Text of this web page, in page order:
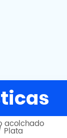
acolchado
Plata